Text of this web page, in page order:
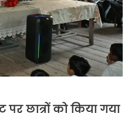
छात्रों को किया गया